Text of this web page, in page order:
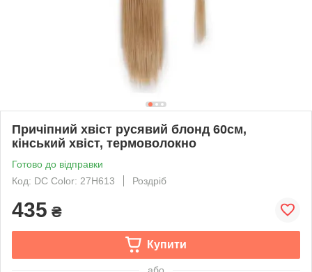
Причіпний хвіст русявий блонд 60см,
кінський хвіст, термоволокно
Готово до відправки
Код: DC Color: 27H613
Роздріб
435 ₴
Купити
або